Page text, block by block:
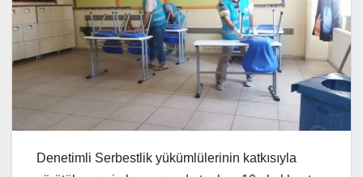
Denetimli Serbestlik yükümlülerinin katkısıyla